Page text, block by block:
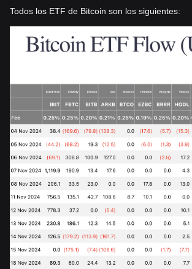
Todos los ETF de Bitcoin son los siguientes: